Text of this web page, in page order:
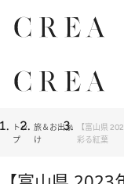
トッ
プ
旅＆お出か
け
【富山県
彩る紅葉